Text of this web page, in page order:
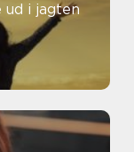
ud i jagten